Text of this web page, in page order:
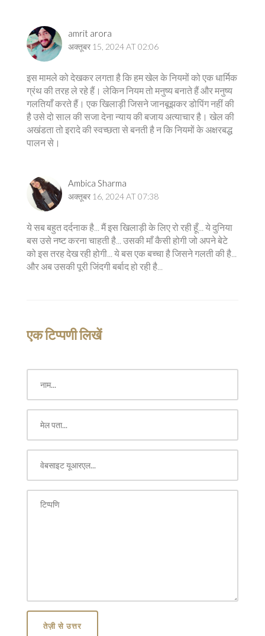
amrit arora
अक्तूबर 15, 2024 AT 02:06
इस मामले को देखकर लगता है कि हम खेल के नियमों को एक धार्मिक
ग्रंथ की तरह ले रहे हैं। लेकिन नियम तो मनुष्य बनाते हैं और मनुष्य
गलतियाँ करते हैं। एक खिलाड़ी जिसने जानबूझकर डोपिंग नहीं की
है उसे दो साल की सजा देना न्याय की बजाय अत्याचार है। खेल की
अखंडता तो इरादे की स्वच्छता से बनती है न कि नियमों के अक्षरबद्ध
पालन से।
Ambica Sharma
अक्तूबर 16, 2024 AT 07:38
ये सब बहुत दर्दनाक है... मैं इस खिलाड़ी के लिए रो रही हूँ... ये दुनिया
बस उसे नष्ट करना चाहती है... उसकी माँ कैसी होगी जो अपने बेटे
को इस तरह देख रही होगी... ये बस एक बच्चा है जिसने गलती की है...
और अब उसकी पूरी जिंदगी बर्बाद हो रही है...
एक टिप्पणी लिखें
तेज़ी से उत्तर